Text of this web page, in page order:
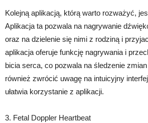
Kolejną aplikacją, którą warto rozważyć,
Aplikacja ta pozwala na nagrywanie
oraz na dzielenie się nimi z rodziną i
aplikacja oferuje funkcję nagrywania i
bicia serca, co pozwala na śledzenie
również zwrócić uwagę na intuicyjny
ułatwia korzystanie z aplikacji.
3. Fetal Doppler Heartbeat